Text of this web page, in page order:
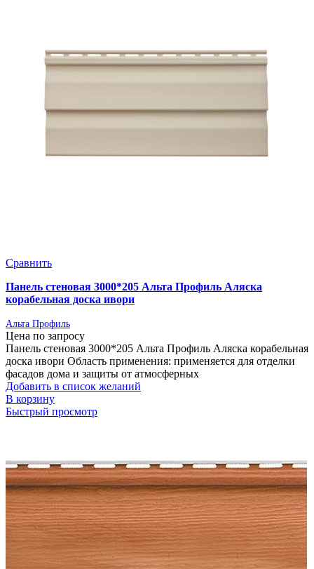
Сравнить
Панель стеновая 3000*205 Альта Профиль Аляска
корабельная доска ивори
Альта Профиль
Цена по запросу
Панель стеновая 3000*205 Альта Профиль Аляска корабельная
доска ивори Область применения: применяется для отделки
фасадов дома и защиты от атмосферных
Добавить в список желаний
В корзину
Быстрый просмотр